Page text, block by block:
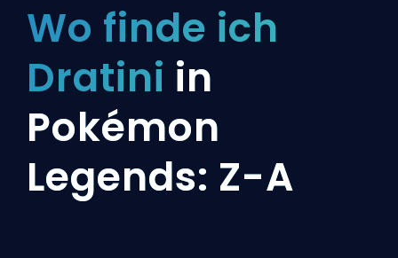
Wo finde ich
Dratini in
Pokémon
Legends: Z-A